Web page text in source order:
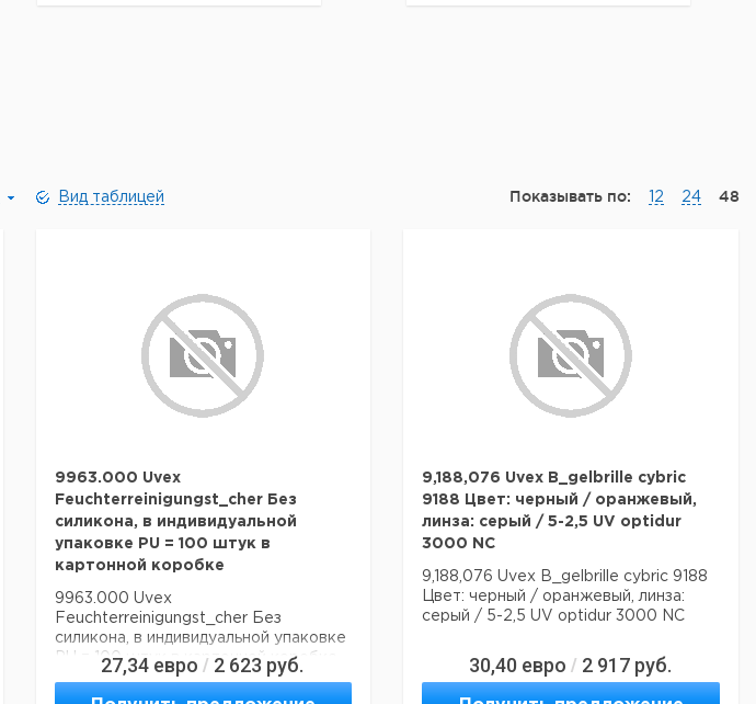
Вид таблицей Показывать по: 12 24 48
9963.000 Uvex
Feuchterreinigungst_cher Без
силикона, в индивидуальной
упаковке PU = 100 штук в
картонной коробке
9963.000 Uvex
Feuchterreinigungst_cher Без
силикона, в индивидуальной упаковке
PU = 100 штук в картонной коробке
27,34 евро / 2 623 руб.
9,188,076 Uvex B_gelbrille cybric
9188 Цвет: черный / оранжевый,
линза: серый / 5-2,5 UV optidur
3000 NC
9,188,076 Uvex B_gelbrille cybric 9188
Цвет: черный / оранжевый, линза:
серый / 5-2,5 UV optidur 3000 NC
30,40 евро / 2 917 руб.